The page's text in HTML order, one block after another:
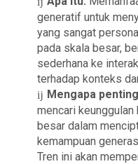
generatif untuk
yang sangat
pada skala besar,
sederhana ke
terhadap konteks
Mengapa
mencari
besar dalam
kemampuan
Tren ini akan